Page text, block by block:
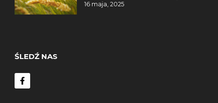
16 maja, 2025
ŚLEDŹ NAS